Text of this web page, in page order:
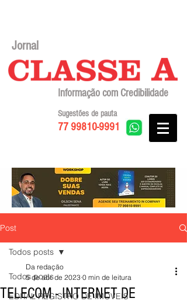
Jornal
Informação com Credibilidade
77 99810-9991
Sugestões de pauta
Post
Todos posts
EDITAL REGISTRO DE IMÓVEIS
Todos posts
TELECOM - INTERNET DE
Da redação
5 de abr. de 2023 0 min de leitura